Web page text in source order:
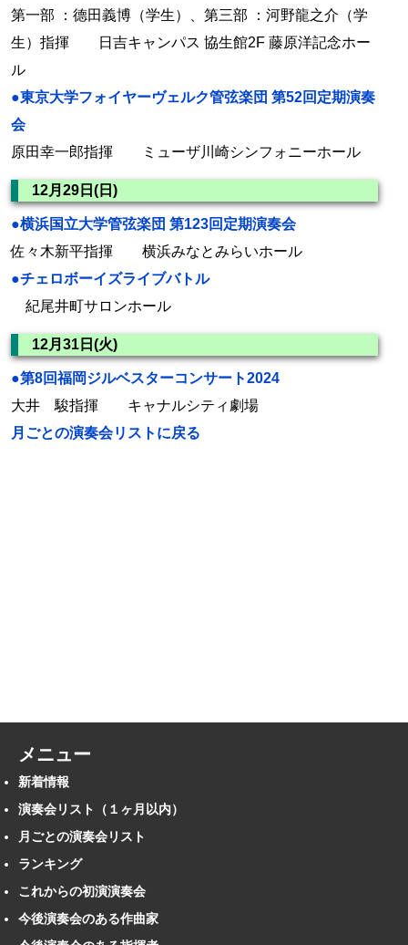
第一部 ：德田義博（学生）、第三部 ：河野龍之介（学
生）指揮 日吉キャンパス 協生館2F 藤原洋記念ホー
ル
●東京大学フォイヤーヴェルク管弦楽団 第52回定期演奏
会
原田幸一郎指揮 ミューザ川崎シンフォニーホール
12月29日(日)
●横浜国立大学管弦楽団 第123回定期演奏会
佐々木新平指揮 横浜みなとみらいホール
●チェロボーイズライブバトル
紀尾井町サロンホール
12月31日(火)
●第8回福岡ジルベスターコンサート2024
大井 駿指揮 キャナルシティ劇場
月ごとの演奏会リストに戻る
メニュー
新着情報
演奏会リスト（１ヶ月以内）
月ごとの演奏会リスト
ランキング
これからの初演演奏会
今後演奏会のある作曲家